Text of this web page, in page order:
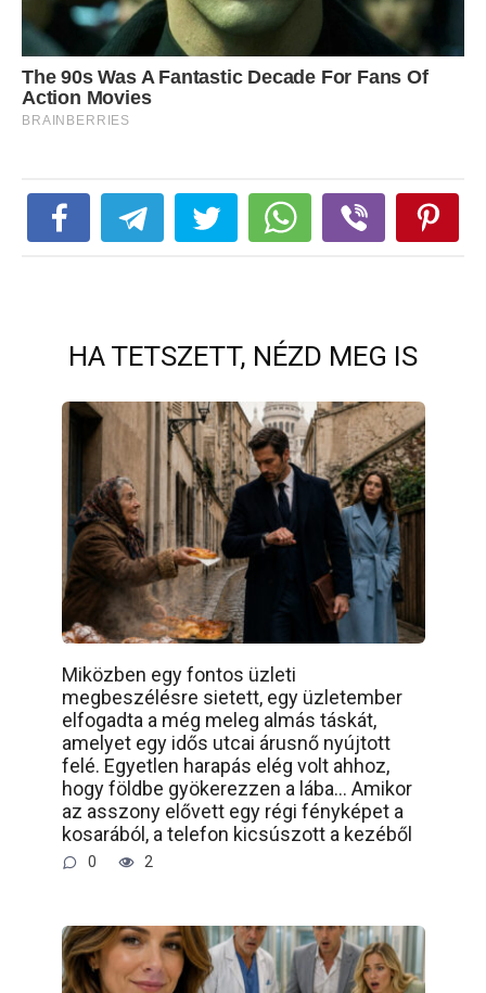
HA TETSZETT, NÉZD MEG IS
Miközben egy fontos üzleti
megbeszélésre sietett, egy üzletember
elfogadta a még meleg almás táskát,
amelyet egy idős utcai árusnő nyújtott
felé. Egyetlen harapás elég volt ahhoz,
hogy földbe gyökerezzen a lába… Amikor
az asszony elővett egy régi fényképet a
kosarából, a telefon kicsúszott a kezéből
0 2